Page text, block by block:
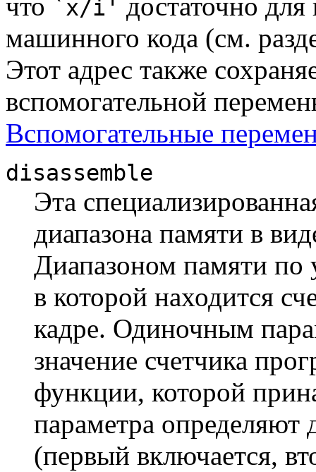
что `x/i' достаточно для
машинного кода (см.
Этот адрес также
вспомогательной
Вспомогательные
disassemble
Эта
диапазона памяти в
Диапазоном памяти по
в которой находится
кадре. Одиночным
значение счетчика
функции, которой
параметра определяют
(первый включается,